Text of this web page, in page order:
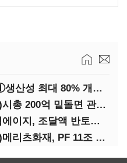
[IB토마토](AI 보험혁신)①생산성 최대 80% 개선…현실은 '실행 격차'
[IB토마토](공시톺아보기)시총 200억 밑돌면 관리종목…상폐 피하려면
[IB토마토](유증레이다)썸에이지, 조달액 반토막…시총 200억 못 넘으면 철회
[IB토마토](크레딧시그널)메리츠화재, PF 11조 노출…부동산 사업성 저하 우려